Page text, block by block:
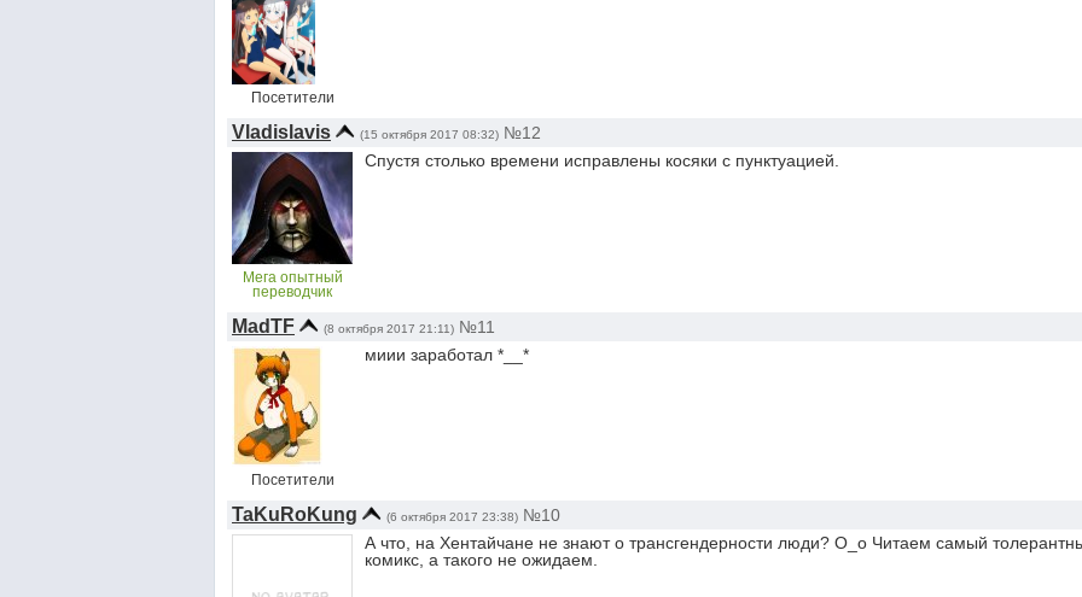
Посетители
Vladislavis (15 октября 2017 08:32) №12
Мега опытный
переводчик
Спустя столько времени исправлены косяки с пунктуацией.
MadTF (8 октября 2017 21:11) №11
Посетители
миии заработал *__*
TaKuRoKung (6 октября 2017 23:38) №10
А что, на Хентайчане не знают о трансгендерности люди? О_о Читаем самый
комикс, а такого не ожидаем.